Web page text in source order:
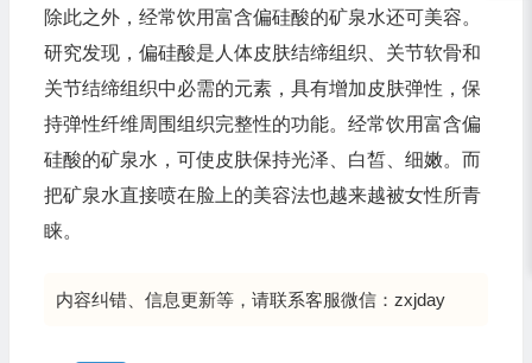
除此之外，经常饮用富含偏硅酸的矿泉水还可美容。
研究发现，偏硅酸是人体皮肤结缔组织、关节软骨和
关节结缔组织中必需的元素，具有增加皮肤弹性，保
持弹性纤维周围组织完整性的功能。经常饮用富含偏
硅酸的矿泉水，可使皮肤保持光泽、白皙、细嫩。而
把矿泉水直接喷在脸上的美容法也越来越被女性所青
睐。
内容纠错、信息更新等，请联系客服微信：zxjday